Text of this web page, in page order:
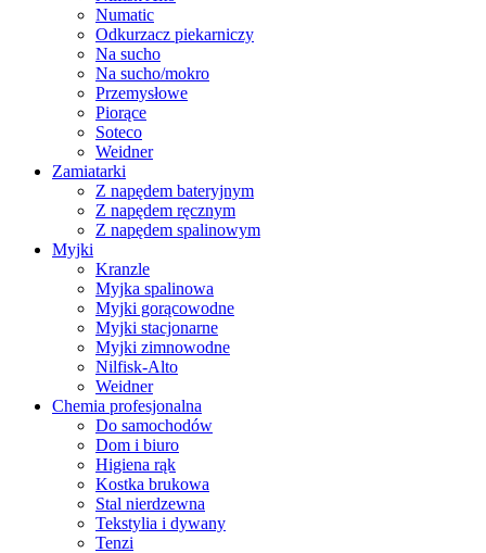
Numatic
Odkurzacz piekarniczy
Na sucho
Na sucho/mokro
Przemysłowe
Piorące
Soteco
Weidner
Zamiatarki
Z napędem bateryjnym
Z napędem ręcznym
Z napędem spalinowym
Myjki
Kranzle
Myjka spalinowa
Myjki gorącowodne
Myjki stacjonarne
Myjki zimnowodne
Nilfisk-Alto
Weidner
Chemia profesjonalna
Do samochodów
Dom i biuro
Higiena rąk
Kostka brukowa
Stal nierdzewna
Tekstylia i dywany
Tenzi